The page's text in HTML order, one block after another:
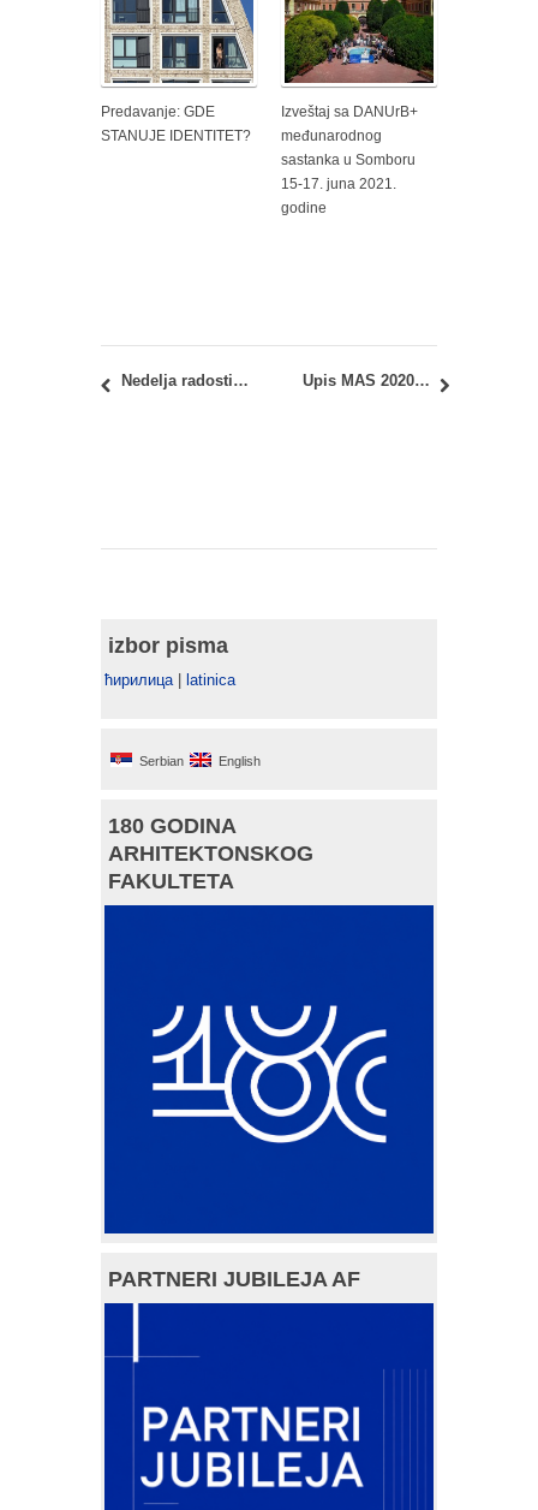
Predavanje: GDE
STANUJE IDENTITET?
Izveštaj sa DANUrB+
međunarodnog
sastanka u Somboru
15-17. juna 2021.
godine
Nedelja radosti i humanosti – studenti vraćaju osmehe na lice Upis MAS 2020/21 drugi upisni rok – spisak prijavljenih kandidata
izbor pisma
ћирилица latinica
Serbian English
180 GODINA
ARHITEKTONSKOG
FAKULTETA
PARTNERI JUBILEJA AF